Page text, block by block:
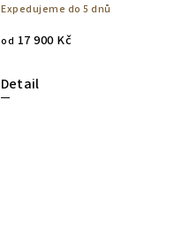
Expedujeme do 5 dnů
od 17 900 Kč
Detail